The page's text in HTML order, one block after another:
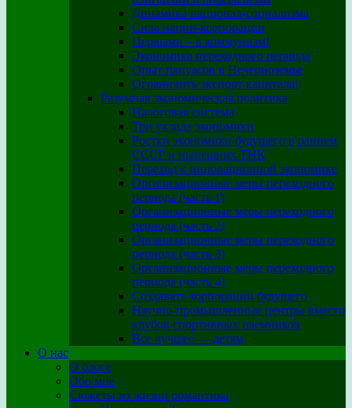
Динамика национал-социализма
Сила нации-корпорации
Первыми – в коммунизм!
Экономика переходного периода
Опыт папуасов в Нечерноземье
Ограничить экспорт капитала!
Разумная экономическая политика
Налоговая система
Три уклада экономики
Ростки экономики будущего в раннем
СССР и нынешних ТНК
Переход к инновационной экономике
Организационные меры переходного
периода (часть 1)
Организационные меры переходного
периода (часть 2)
Организационные меры переходного
периода (часть 3)
Организационные меры переходного
периода (часть 4)
Создавать корпорации будущего
Научно-промышленные центры вместо
клубов спортивных наемников
Все лучшее — детям
О нас
О блоге
Обо мне
Сюжеты из жизни романтика